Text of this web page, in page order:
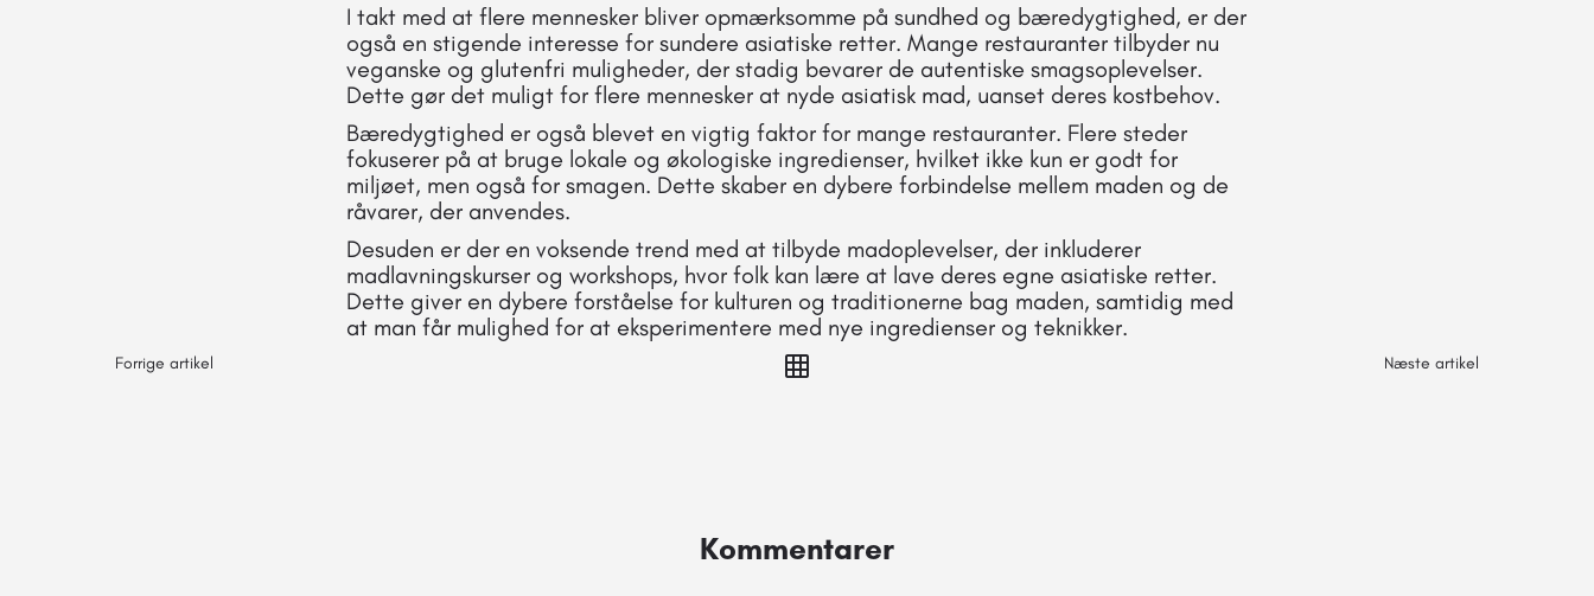
I takt med at flere mennesker bliver opmærksomme på sundhed og bæredygtighed, er der
også en stigende interesse for sundere asiatiske retter. Mange restauranter tilbyder nu
veganske og glutenfri muligheder, der stadig bevarer de autentiske smagsoplevelser.
Dette gør det muligt for flere mennesker at nyde asiatisk mad, uanset deres kostbehov.
Bæredygtighed er også blevet en vigtig faktor for mange restauranter. Flere steder
fokuserer på at bruge lokale og økologiske ingredienser, hvilket ikke kun er godt for
miljøet, men også for smagen. Dette skaber en dybere forbindelse mellem maden og de
råvarer, der anvendes.
Desuden er der en voksende trend med at tilbyde madoplevelser, der inkluderer
madlavningskurser og workshops, hvor folk kan lære at lave deres egne asiatiske retter.
Dette giver en dybere forståelse for kulturen og traditionerne bag maden, samtidig med
at man får mulighed for at eksperimentere med nye ingredienser og teknikker.
Forrige artikel Næste artikel
Kommentarer